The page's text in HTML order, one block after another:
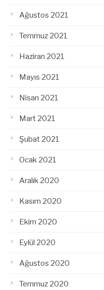
Ağustos 2021
Temmuz 2021
Haziran 2021
Mayıs 2021
Nisan 2021
Mart 2021
Şubat 2021
Ocak 2021
Aralık 2020
Kasım 2020
Ekim 2020
Eylül 2020
Ağustos 2020
Temmuz 2020